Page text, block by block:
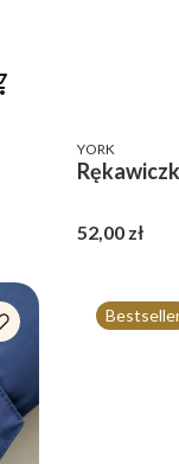
PRODUCENT
YORK
Cena
52,00 zł